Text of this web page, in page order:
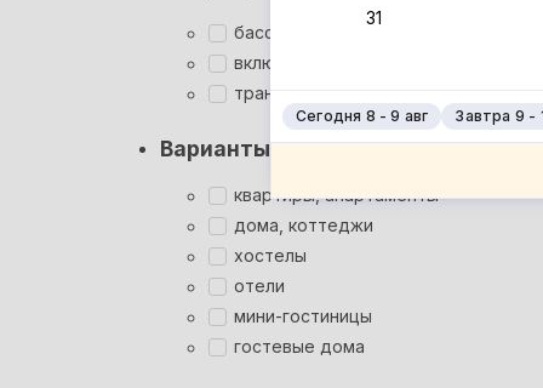
31
Сегодня 8 - 9 авг Завтра 9 -
бассейн
включён завтрак
трансфер
Варианты размещения
квартиры, апартаменты
дома, коттеджи
хостелы
отели
мини-гостиницы
гостевые дома